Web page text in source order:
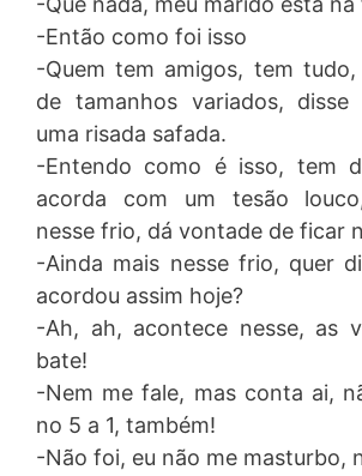
-Então como foi isso
-Quem tem amigos, tem
de tamanhos variados, disse
uma risada safada.
-Entendo como é isso, tem
acorda com um tesão
nesse frio, dá vontade de ficar
-Ainda mais nesse frio, quer
acordou assim hoje?
-Ah, ah, acontece nesse, as
bate!
-Nem me fale, mas conta ai,
no 5 a 1, também!
-Não foi, eu não me masturbo,